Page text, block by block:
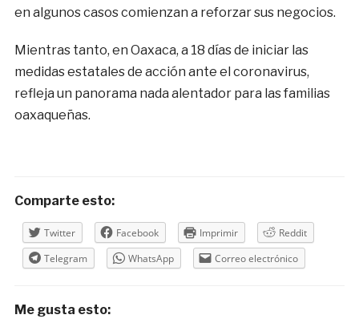
en algunos casos comienzan a reforzar sus negocios.
Mientras tanto, en Oaxaca, a 18 días de iniciar las
medidas estatales de acción ante el coronavirus,
refleja un panorama nada alentador para las familias
oaxaqueñas.
Comparte esto:
Twitter Facebook Imprimir
Reddit
Telegram
WhatsApp Correo electrónico
Me gusta esto: